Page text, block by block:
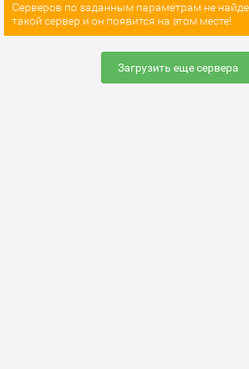
Серверов по заданным параметрам не
такой сервер и он появится на этом месте!
Загрузить еще сервера